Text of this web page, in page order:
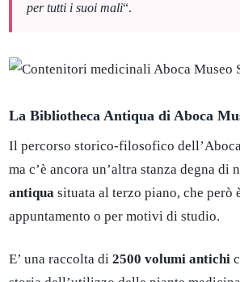
per tutti i suoi mali“.
La Bibliotheca Antiqua di Aboca
Il percorso storico-filosofico
ma c’è ancora un’altra stanza degna di
antiqua situata al terzo piano, che però
appuntamento o per motivi di studio.
E’ una raccolta di 2500 volumi antichi